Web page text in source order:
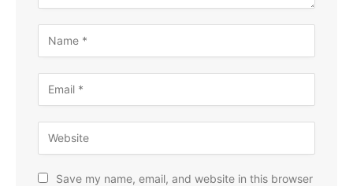
Save my name, email, and website in this browser